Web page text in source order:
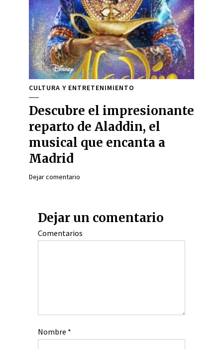
CULTURA Y ENTRETENIMIENTO
Descubre el impresionante
reparto de Aladdin, el
musical que encanta a
Madrid
Dejar comentario
Dejar un comentario
Comentarios
Nombre *